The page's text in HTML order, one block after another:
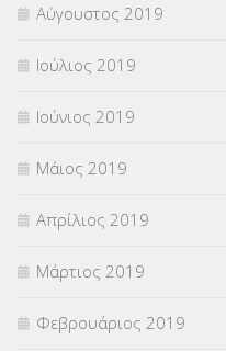
Αύγουστος 2019
Ιούλιος 2019
Ιούνιος 2019
Μάιος 2019
Απρίλιος 2019
Μάρτιος 2019
Φεβρουάριος 2019